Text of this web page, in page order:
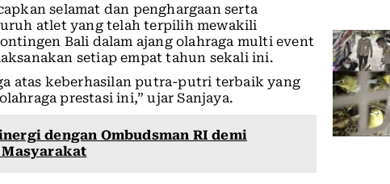
selamat dan penghargaan serta
atlet yang telah terpilih mewakili
Bali dalam ajang olahraga multi event
setiap empat tahun sekali ini.
atas keberhasilan putra-putri terbaik yang
prestasi ini,” ujar Sanjaya.
dengan Ombudsman RI demi